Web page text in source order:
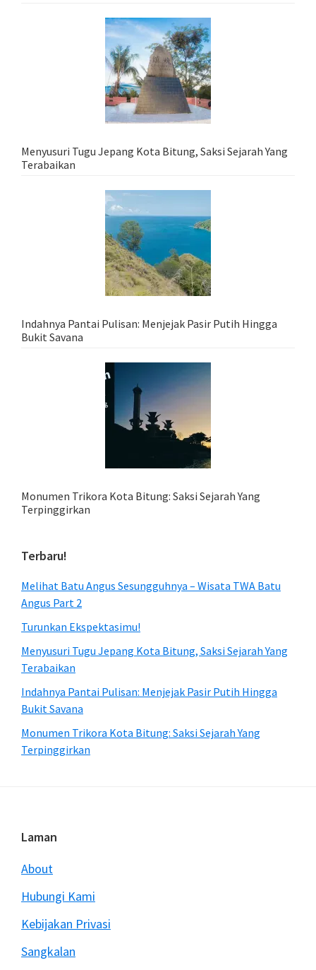
Menyusuri Tugu Jepang Kota Bitung, Saksi Sejarah Yang
Terabaikan
Indahnya Pantai Pulisan: Menjejak Pasir Putih Hingga
Bukit Savana
Monumen Trikora Kota Bitung: Saksi Sejarah Yang
Terpinggirkan
Terbaru!
Melihat Batu Angus Sesungguhnya – Wisata TWA Batu
Angus Part 2
Turunkan Ekspektasimu!
Menyusuri Tugu Jepang Kota Bitung, Saksi Sejarah Yang
Terabaikan
Indahnya Pantai Pulisan: Menjejak Pasir Putih Hingga
Bukit Savana
Monumen Trikora Kota Bitung: Saksi Sejarah Yang
Terpinggirkan
Footer
Laman
About
Hubungi Kami
Kebijakan Privasi
Sangkalan